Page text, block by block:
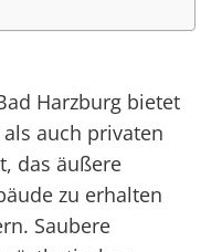
Harzburg bietet
auch privaten
das äußere
zu erhalten
Saubere